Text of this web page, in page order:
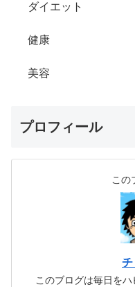
ダイエット
健康
美容
プロフィール
この
チ
このブログは毎日を